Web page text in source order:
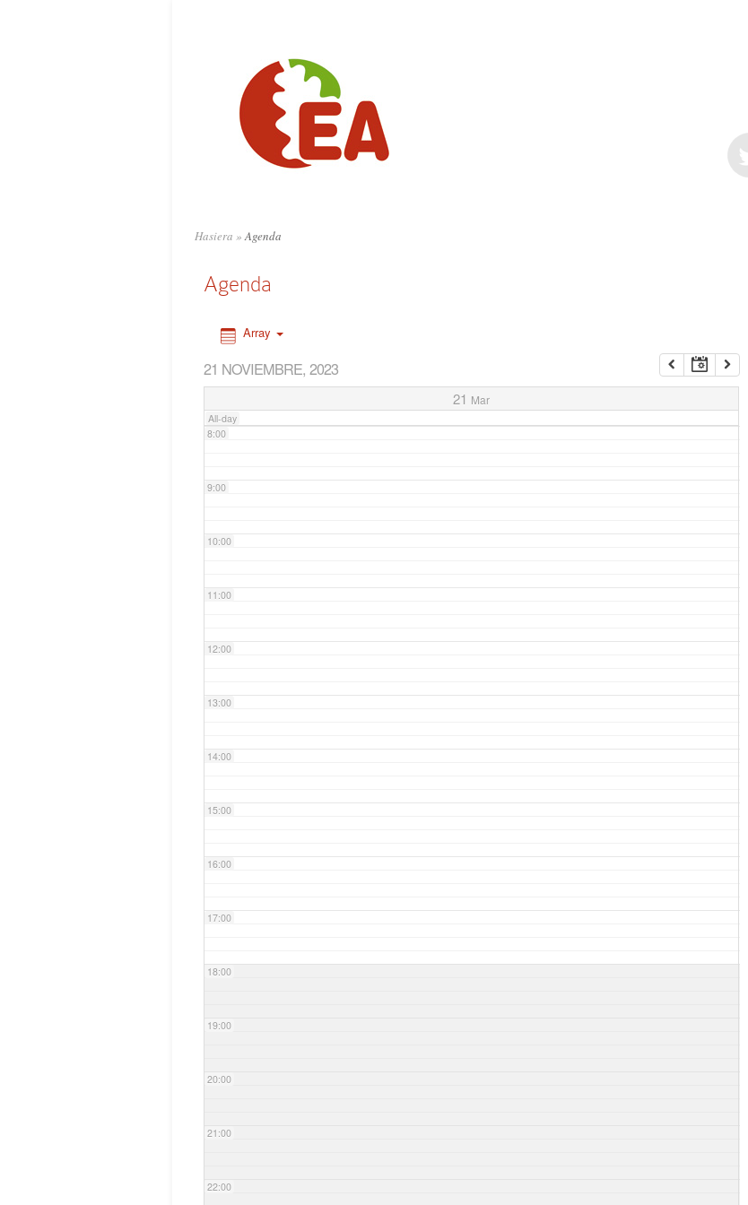
Hasiera »Agenda
Agenda
Array
21 NOVIEMBRE, 2023
21 Mar
All-day
6:00
8:00
9:00
10:00
11:00
12:00
13:00
14:00
15:00
16:00
17:00
18:00
19:00
20:00
21:00
22:00